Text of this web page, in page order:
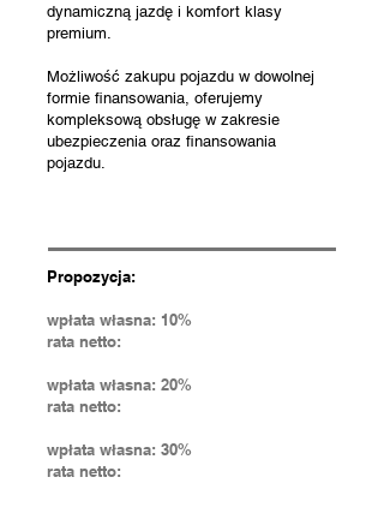
dynamiczną jazdę i komfort klasy
premium.
Możliwość zakupu pojazdu w dowolnej
formie finansowania, oferujemy
kompleksową obsługę w zakresie
ubezpieczenia oraz finansowania
pojazdu.
Propozycja:
wpłata własna: 10%
rata netto:
wpłata własna: 20%
rata netto:
wpłata własna: 30%
rata netto: